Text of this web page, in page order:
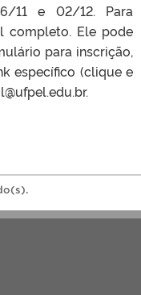
11 e 02/12. Para
completo. Ele pode
para inscrição,
específico (clique e